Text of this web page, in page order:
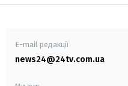
E-mail редакції
news24@24tv.com.ua